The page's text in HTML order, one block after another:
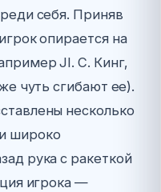
себя. Приняв
опирается на
JI. С. Кинг,
чуть сгибают ее).
несколько
широко
рука с ракеткой
игрока —